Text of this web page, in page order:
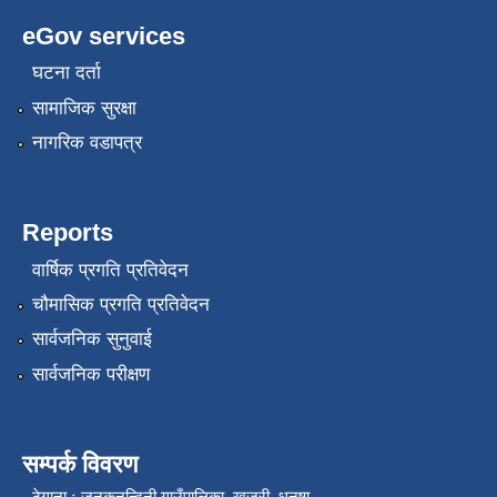
eGov services
घटना दर्ता
सामाजिक सुरक्षा
नागरिक वडापत्र
Reports
वार्षिक प्रगति प्रतिवेदन
चौमासिक प्रगति प्रतिवेदन
सार्वजनिक सुनुवाई
सार्वजनिक परीक्षण
सम्पर्क विवरण